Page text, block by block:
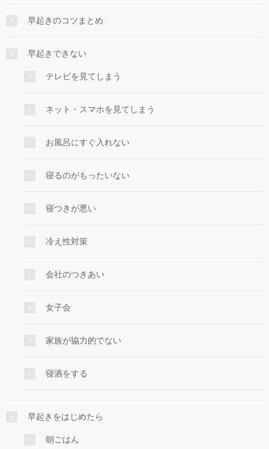
早起きのコツまとめ
早起きできない
テレビを見てしまう
ネット・スマホを見てしまう
お風呂にすぐ入れない
寝るのがもったいない
寝つきが悪い
冷え性対策
会社のつきあい
女子会
家族が協力的でない
寝酒をする
早起きをはじめたら
朝ごはん